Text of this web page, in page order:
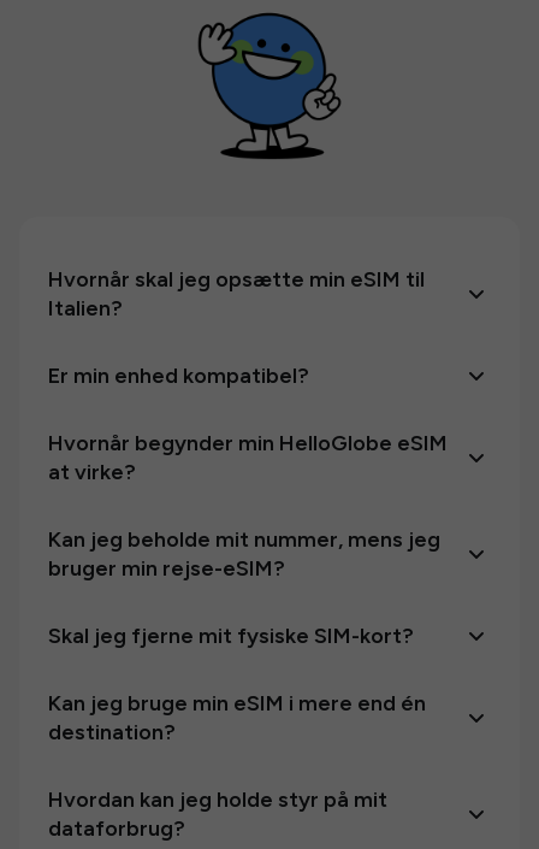
Hvornår skal jeg opsætte min eSIM til
Italien?
Er min enhed kompatibel?
Hvornår begynder min HelloGlobe eSIM
at virke?
Kan jeg beholde mit nummer, mens jeg
bruger min rejse-eSIM?
Skal jeg fjerne mit fysiske SIM-kort?
Kan jeg bruge min eSIM i mere end én
destination?
Hvordan kan jeg holde styr på mit
dataforbrug?